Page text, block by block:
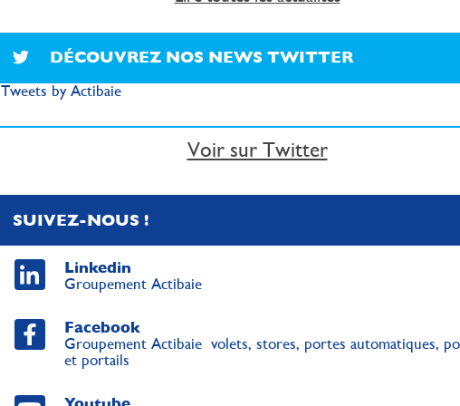
DÉCOUVREZ NOS NEWS TWITTER
Tweets by Actibaie
Voir sur Twitter
SUIVEZ-NOUS !
Linkedin
Groupement Actibaie
Facebook
Groupement Actibaie volets, stores, portes automatiques,
et portails